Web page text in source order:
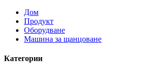
Дом
Продукт
Оборудване
Машина за щанцоване
Категории